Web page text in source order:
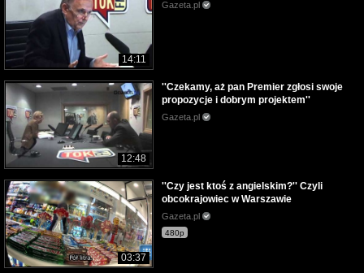
14:11
Gazeta.pl
12:48
''Czekamy, aż pan Premier zgłosi swoje
propozycje i dobrym projektem''
Gazeta.pl
03:37
''Czy jest ktoś z angielskim?'' Czyli
obcokrajowiec w Warszawie
Gazeta.pl
480p